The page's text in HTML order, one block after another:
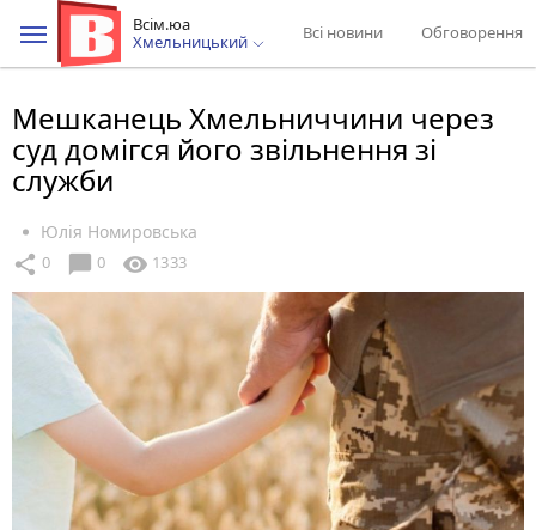
Всім.юа
Хмельницький
Всі новини Обговорення
Мешканець Хмельниччини через
суд домігся його звільнення зі
служби
Юлія Номировська
share 0 chat_bubble 0 visibility 1333